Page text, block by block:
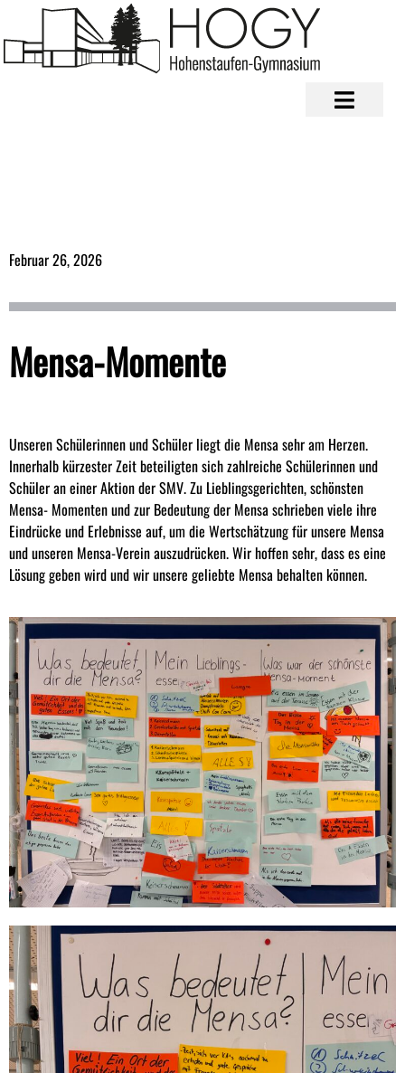
Februar 26, 2026
Mensa-Momente
Unseren Schülerinnen und Schüler liegt die Mensa sehr am Herzen.
Innerhalb kürzester Zeit beteiligten sich zahlreiche Schülerinnen und
Schüler an einer Aktion der SMV. Zu Lieblingsgerichten, schönsten
Mensa- Momenten und zur Bedeutung der Mensa schrieben viele ihre
Eindrücke und Erlebnisse auf, um die Wertschätzung für unsere Mensa
und unseren Mensa-Verein auszudrücken. Wir hoffen sehr, dass es eine
Lösung geben wird und wir unsere geliebte Mensa behalten können.